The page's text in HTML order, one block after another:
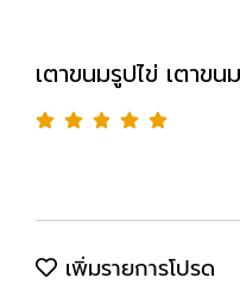
เตาขนมรูปไข่ เตาข
เพิ่มรายการโปรด